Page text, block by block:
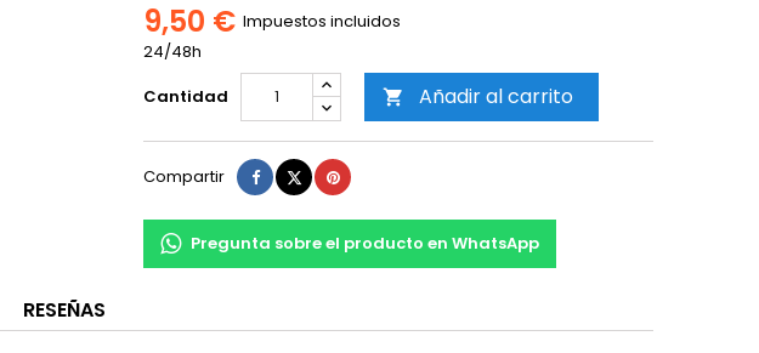
9,50 € Impuestos incluidos
24/48h
Cantidad
 Añadir al carrito
Compartir Compartir
TuitearPinterest
Pregunta sobre el producto en WhatsApp
RESEÑAS